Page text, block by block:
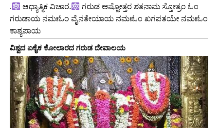
. ಆಧ್ಯಾತ್ಮಿಕ ವಿಚಾರ.
ಗರುಡ ಅಷ್ಟೋತ್ತರ ಶತನಾಮ ಸ್ತೋತ್ರಂ ಓಂ
ಗರುಡಾಯ ನಮಃಓಂ ವೈನತೇಯಾಯ ನಮಃಓಂ ಖಗಪತಯೇ ನಮಃಓಂ
ಕಾಶ್ಯಪಾಯ
ವಿಶ್ವದ ಏಕೈಕ ಕೋಲಾರದ ಗರುಡ ದೇವಾಲಯ